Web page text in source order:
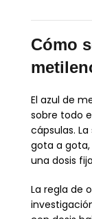
Cómo
El azul de
sobre todo
cápsulas.
gota a
una dosis
La regla de